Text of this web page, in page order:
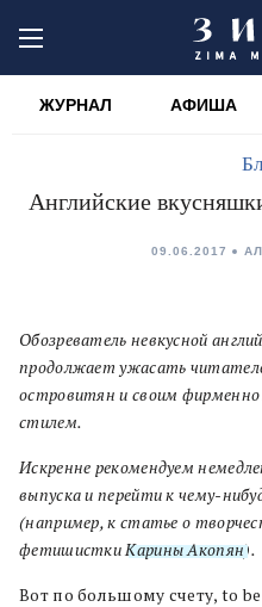
ЖУРНАЛ АФИША
Английские
09.06.2017
Обозреватель невкусной
продолжает ужасать
островитян и своим
стилем.
Искренне рекомендуем
выпуска и перейти к чему-
(например, к статье о
фетишисткиКарины Акопян).
Вот по большому счету, to